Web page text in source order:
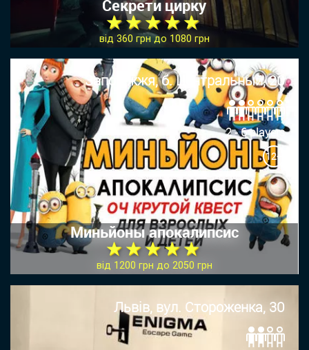
Секрети цирку
★ ★ ★ ★ ★
від 360 грн до 1080 грн
Запоріжжя, б. Центральный, 20
2 - 6 players
12+
Миньйоны апокалипсис
★ ★ ★ ★ ★
від 1200 грн до 2050 грн
Львів, вул. Стороженка, 30